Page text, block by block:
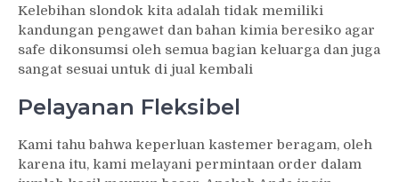
Kelebihan slondok kita adalah tidak memiliki
kandungan pengawet dan bahan kimia beresiko agar
safe dikonsumsi oleh semua bagian keluarga dan juga
sangat sesuai untuk di jual kembali
Pelayanan Fleksibel
Kami tahu bahwa keperluan kastemer beragam, oleh
karena itu, kami melayani permintaan order dalam